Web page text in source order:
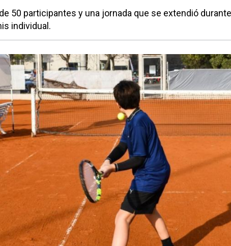
50 participantes y una jornada que se extendió
individual.